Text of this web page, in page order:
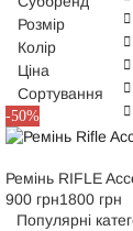
Розмір
Колір
Ціна
Сортування
-50%
115
Ремінь RIFLE
900 грн1800 грн
Популярні